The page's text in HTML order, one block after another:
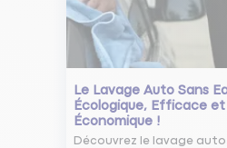
Le Lavage Auto Sans
Écologique, Efficace et
Économique !
Découvrez le lavage auto